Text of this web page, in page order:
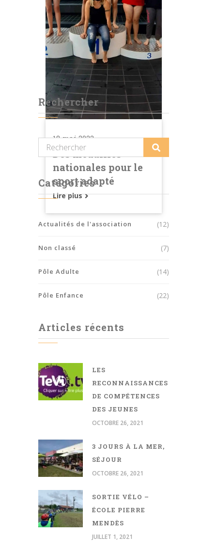
18 mai 2022
Des médailles
nationales pour le
sport adapté
Lire plus
Rechercher
Catégories
Actualités de l'association (12)
Non classé (7)
Pôle Adulte (14)
Pôle Enfance (22)
Articles récents
LES
RECONNAISSANCES
DE COMPÉTENCES
DES JEUNES
OCTOBRE 26, 2021
3 JOURS À LA MER,
SÉJOUR
OCTOBRE 26, 2021
SORTIE VÉLO –
ÉCOLE PIERRE
MENDÈS
JUILLET 1, 2021